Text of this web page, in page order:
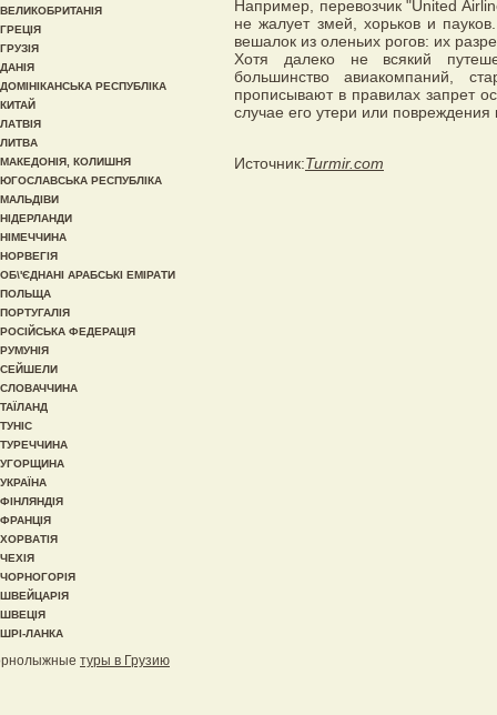
Например, перевозчик "United
не жалует змей, хорьков и
вешалок из оленьих рогов: их
Хотя далеко не всякий
большинство авиакомпаний,
прописывают в правилах запрет
случае его утери или
Источник:Turmir.com
ВЕЛИКОБРИТАНІЯ
ГРЕЦІЯ
ГРУЗІЯ
ДАНІЯ
ДОМІНІКАНСЬКА РЕСПУБЛІКА
КИТАЙ
ЛАТВІЯ
ЛИТВА
МАКЕДОНІЯ, КОЛИШНЯ
ЮГОСЛАВСЬКА РЕСПУБЛІКА
МАЛЬДІВИ
НІДЕРЛАНДИ
НІМЕЧЧИНА
НОРВЕГІЯ
ОБ\'ЄДНАНІ АРАБСЬКІ ЕМІРАТИ
ПОЛЬЩА
ПОРТУГАЛІЯ
РОСІЙСЬКА ФЕДЕРАЦІЯ
РУМУНІЯ
СЕЙШЕЛИ
СЛОВАЧЧИНА
ТАЇЛАНД
ТУНІС
ТУРЕЧЧИНА
УГОРЩИНА
УКРАЇНА
ФІНЛЯНДІЯ
ФРАНЦІЯ
ХОРВАТІЯ
ЧЕХІЯ
ЧОРНОГОРІЯ
ШВЕЙЦАРІЯ
ШВЕЦІЯ
ШРІ-ЛАНКА
туры в Грузию